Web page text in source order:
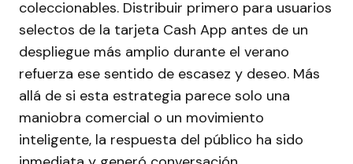
coleccionables. Distribuir primero para usuarios
selectos de la tarjeta Cash App antes de un
despliegue más amplio durante el verano
refuerza ese sentido de escasez y deseo. Más
allá de si esta estrategia parece solo una
maniobra comercial o un movimiento
inteligente, la respuesta del público ha sido